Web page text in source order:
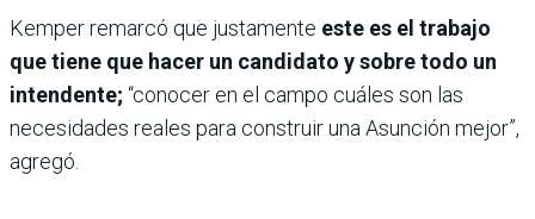
Kemper remarcó que justamente este es el trabajo
que tiene que hacer un candidato y sobre todo un
intendente; “conocer en el campo cuáles son las
necesidades reales para construir una Asunción mejor”,
agregó.